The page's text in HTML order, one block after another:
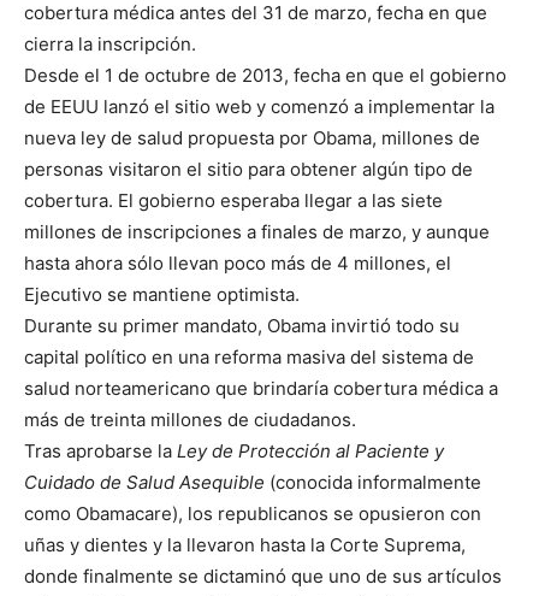
cobertura médica antes del 31 de marzo, fecha en que
cierra la inscripción.
Desde el 1 de octubre de 2013, fecha en que el gobierno
de EEUU lanzó el sitio web y comenzó a implementar la
nueva ley de salud propuesta por Obama, millones de
personas visitaron el sitio para obtener algún tipo de
cobertura. El gobierno esperaba llegar a las siete
millones de inscripciones a finales de marzo, y aunque
hasta ahora sólo llevan poco más de 4 millones, el
Ejecutivo se mantiene optimista.
Durante su primer mandato, Obama invirtió todo su
capital político en una reforma masiva del sistema de
salud norteamericano que brindaría cobertura médica a
más de treinta millones de ciudadanos.
Tras aprobarse la Ley de Protección al Paciente y
Cuidado de Salud Asequible (conocida informalmente
como Obamacare), los republicanos se opusieron con
uñas y dientes y la llevaron hasta la Corte Suprema,
donde finalmente se dictaminó que uno de sus artículos